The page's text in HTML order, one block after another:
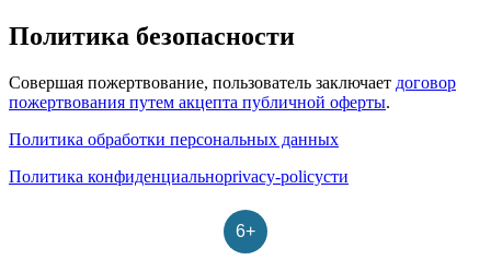
Политика безопасности
Совершая пожертвование, пользователь заключает договор
пожертвования путем акцепта публичной оферты.
Политика обработки персональных данных
Политика конфиденциальноprivacy-policyсти
6+